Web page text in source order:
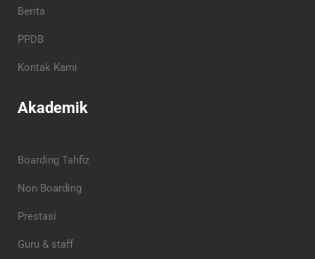
Berita
PPDB
Kontak Kami
Akademik
Boarding Tahfiz
Non Boarding
Prestasi
Guru & staff